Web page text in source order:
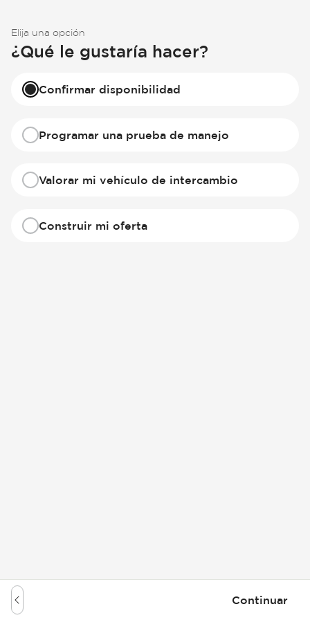
Elija una opción
¿Qué le gustaría hacer?
Confirmar disponibilidad
Programar una prueba de manejo
Valorar mi vehículo de intercambio
Construir mi oferta
Continuar